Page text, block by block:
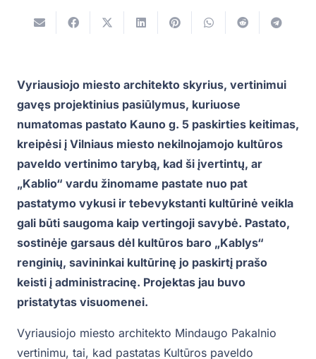
Vyriausiojo miesto architekto skyrius, vertinimui
gavęs projektinius pasiūlymus, kuriuose
numatomas pastato Kauno g. 5 paskirties keitimas,
kreipėsi į Vilniaus miesto nekilnojamojo kultūros
paveldo vertinimo tarybą, kad ši įvertintų, ar
„Kablio“ vardu žinomame pastate nuo pat
pastatymo vykusi ir tebevykstanti kultūrinė veikla
gali būti saugoma kaip vertingoji savybė. Pastato,
sostinėje garsaus dėl kultūros baro „Kablys“
renginių, savininkai kultūrinę jo paskirtį prašo
keisti į administracinę. Projektas jau buvo
pristatytas visuomenei.
Vyriausiojo miesto architekto Mindaugo Pakalnio
vertinimu, tai, kad pastatas Kultūros paveldo